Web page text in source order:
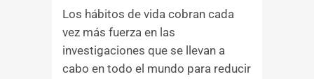
Los hábitos de vida cobran cada
vez más fuerza en las
investigaciones que se llevan a
cabo en todo el mundo para reducir